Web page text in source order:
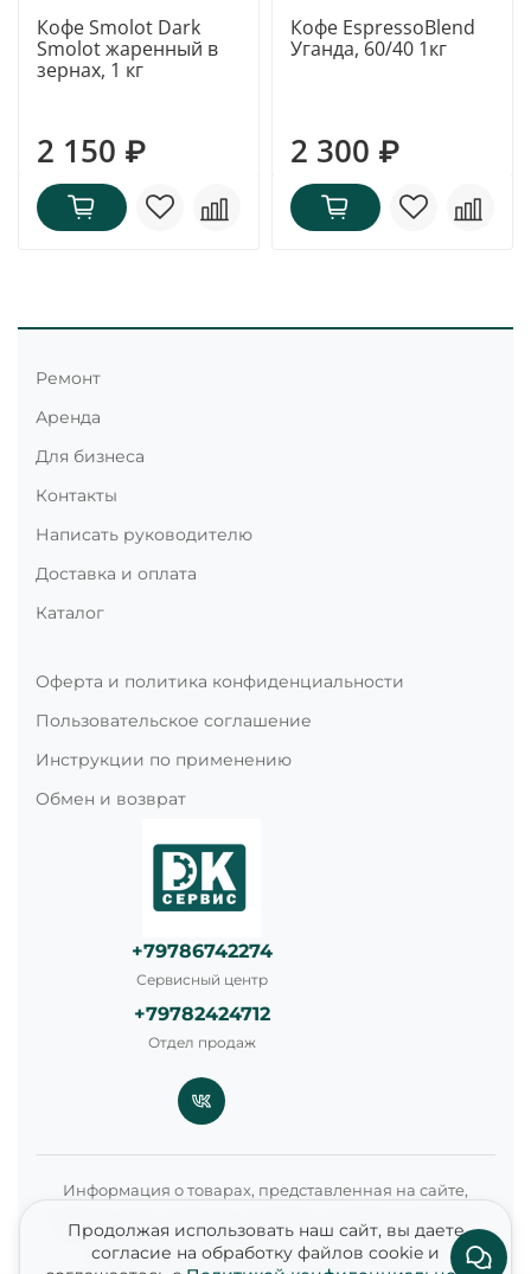
Кофе Smolot Dark
Smolot жаренный в
зернах, 1 кг
2 150 ₽
Кофе EspressoBlend
Уганда, 60/40 1кг
2 300 ₽
Ремонт
Аренда
Для бизнеса
Контакты
Написать руководителю
Доставка и оплата
Каталог
Оферта и политика конфиденциальности
Пользовательское соглашение
Инструкции по применению
Обмен и возврат
+79786742274
Сервисный центр
+79782424712
Отдел продаж
Информация о товарах, представленная на сайте,
носит справочный характер и не является публичной
офертой в соответствии со статьями 435 и 437
Продолжая использовать наш сайт, вы даете
согласие на обработку файлов cookie и